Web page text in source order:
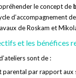
le concept de
d’accompagnement
de Roskam et
et les bénéfices
sont de :
parental par rapport aux